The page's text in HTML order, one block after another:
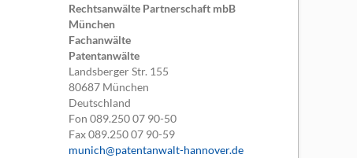
Rechtsanwälte Partnerschaft mbB
München
Fachanwälte
Patentanwälte
Landsberger Str. 155
80687 München
Deutschland
Fon089.250 07 90-50
Fax089.250 07 90-59
munich@patentanwalt-hannover.de